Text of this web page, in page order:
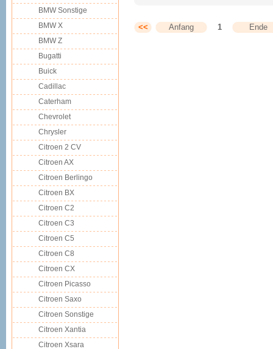
<< Anfang 1 Ende
BMW Sonstige
BMW X
BMW Z
Bugatti
Buick
Cadillac
Caterham
Chevrolet
Chrysler
Citroen 2 CV
Citroen AX
Citroen Berlingo
Citroen BX
Citroen C2
Citroen C3
Citroen C5
Citroen C8
Citroen CX
Citroen Picasso
Citroen Saxo
Citroen Sonstige
Citroen Xantia
Citroen Xsara